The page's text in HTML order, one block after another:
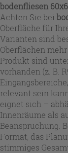
bodenfliesen
Achten Sie bei
Oberfläche für
Varianten sind
Oberflächen
Produkt sind
vorhanden (z. B.
relevant sein
eignet sich –
Innenräume als
Beanspruchung.
Format, das
stimmiges